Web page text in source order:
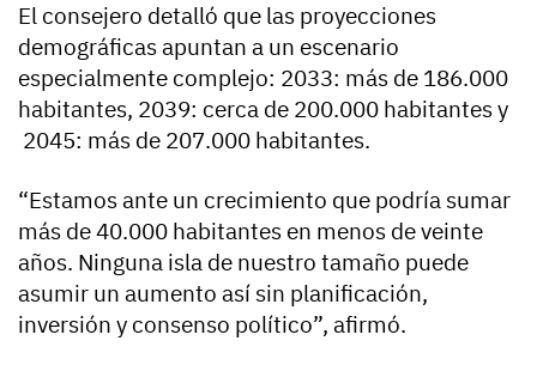
El consejero detalló que las proyecciones
demográficas apuntan a un escenario
especialmente complejo: 2033: más de 186.000
habitantes, 2039: cerca de 200.000 habitantes y
2045: más de 207.000 habitantes.
“Estamos ante un crecimiento que podría sumar
más de 40.000 habitantes en menos de veinte
años. Ninguna isla de nuestro tamaño puede
asumir un aumento así sin planificación,
inversión y consenso político”, afirmó.